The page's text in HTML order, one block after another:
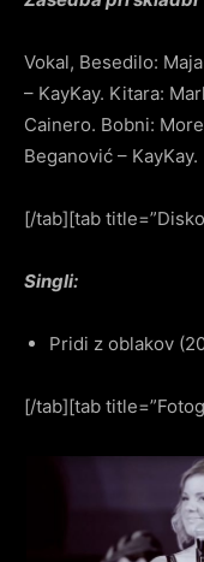
Vokal, Besedilo:
– KayKay. Kitara:
Cainero. Bobni:
Beganović – KayKay.
[/tab][tab
Singli:
Pridi z oblakov
[/tab][tab